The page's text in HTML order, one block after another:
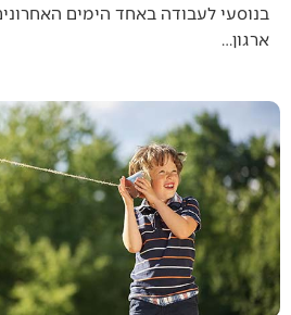
בנוסעי לעבודה באחד הימים
ארגון…